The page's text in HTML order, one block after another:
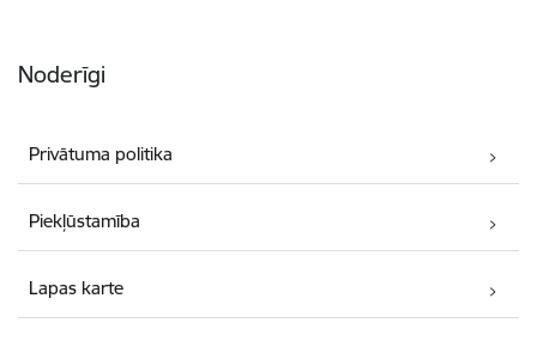
Noderīgi
Privātuma politika
Piekļūstamība
Lapas karte